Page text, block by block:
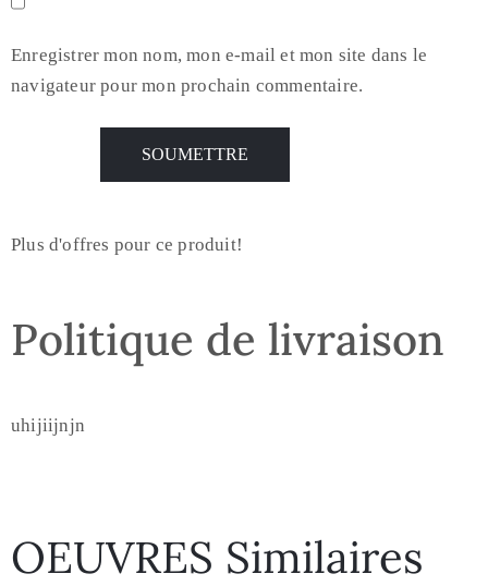
Enregistrer mon nom, mon e-mail et mon site dans le
navigateur pour mon prochain commentaire.
Plus d'offres pour ce produit!
Politique de livraison
uhijiijnjn
OEUVRES Similaires